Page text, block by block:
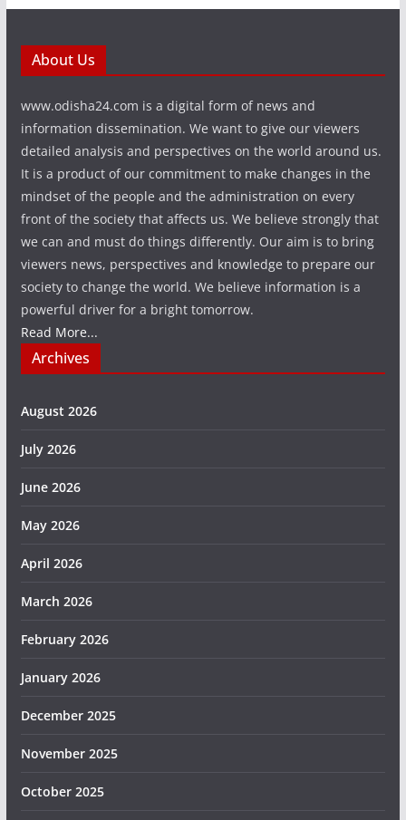
About Us
www.odisha24.com is a digital form of news and
information dissemination. We want to give our viewers
detailed analysis and perspectives on the world around us.
It is a product of our commitment to make changes in the
mindset of the people and the administration on every
front of the society that affects us. We believe strongly that
we can and must do things differently. Our aim is to bring
viewers news, perspectives and knowledge to prepare our
society to change the world. We believe information is a
powerful driver for a bright tomorrow.
Read More...
Archives
August 2026
July 2026
June 2026
May 2026
April 2026
March 2026
February 2026
January 2026
December 2025
November 2025
October 2025